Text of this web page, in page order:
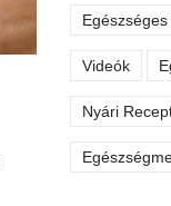
Videók
Nyári